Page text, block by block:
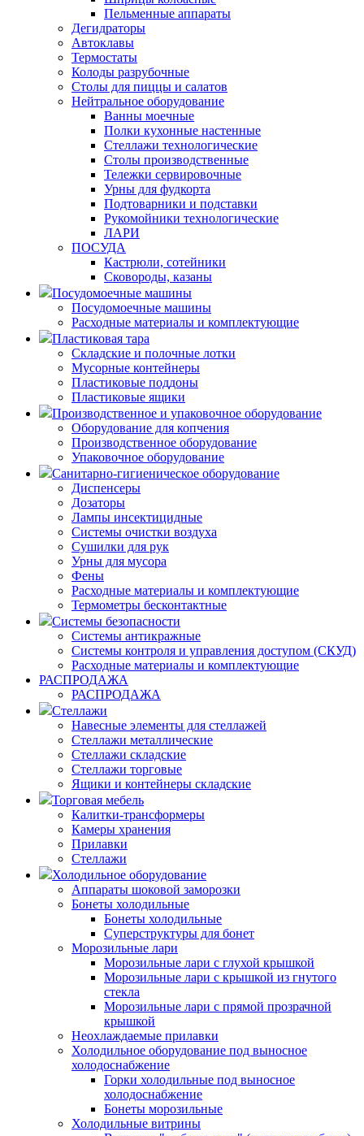
Пельменные аппараты
Дегидраторы
Автоклавы
Термостаты
Колоды разрубочные
Столы для пиццы и салатов
Нейтральное оборудование
Ванны моечные
Полки кухонные настенные
Стеллажи технологические
Столы производственные
Тележки сервировочные
Урны для фудкорта
Подтоварники и подставки
Рукомойники технологические
ЛАРИ
ПОСУДА
Кастрюли, сотейники
Сковороды, казаны
Посудомоечные машины
Посудомоечные машины
Расходные материалы и комплектующие
Пластиковая тара
Складские и полочные лотки
Мусорные контейнеры
Пластиковые поддоны
Пластиковые ящики
Производственное и упаковочное оборудование
Оборудование для копчения
Производственное оборудование
Упаковочное оборудование
Санитарно-гигиеническое оборудование
Диспенсеры
Дозаторы
Лампы инсектицидные
Системы очистки воздуха
Сушилки для рук
Урны для мусора
Фены
Расходные материалы и комплектующие
Термометры бесконтактные
Системы безопасности
Системы антикражные
Системы контроля и управления доступом (СКУД)
Расходные материалы и комплектующие
РАСПРОДАЖА
РАСПРОДАЖА
Стеллажи
Навесные элементы для стеллажей
Стеллажи металлические
Стеллажи складские
Стеллажи торговые
Ящики и контейнеры складские
Торговая мебель
Калитки-трансформеры
Камеры хранения
Прилавки
Стеллажи
Холодильное оборудование
Аппараты шоковой заморозки
Бонеты холодильные
Бонеты холодильные
Суперструктуры для бонет
Морозильные лари
Морозильные лари с глухой крышкой
Морозильные лари с крышкой из гнутого
стекла
Морозильные лари с прямой прозрачной
крышкой
Неохлаждаемые прилавки
Холодильное оборудование под выносное
холодоснабжение
Горки холодильные под выносное
холодоснабжение
Бонеты морозильные
Холодильные витрины